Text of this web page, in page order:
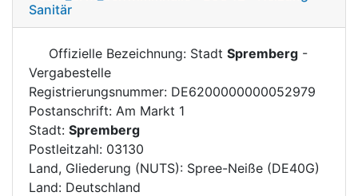
Sanitär
Offizielle Bezeichnung: Stadt Spremberg -
Vergabestelle
Registrierungsnummer: DE6200000000052979
Postanschrift: Am Markt 1
Stadt: Spremberg
Postleitzahl: 03130
Land, Gliederung (NUTS): Spree-Neiße (DE40G)
Land: Deutschland